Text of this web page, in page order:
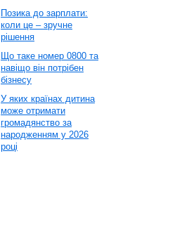
Позика до зарплати:
коли це – зручне
рішення
Що таке номер 0800 та
навіщо він потрібен
бізнесу
У яких країнах дитина
може отримати
громадянство за
народженням у 2026
році